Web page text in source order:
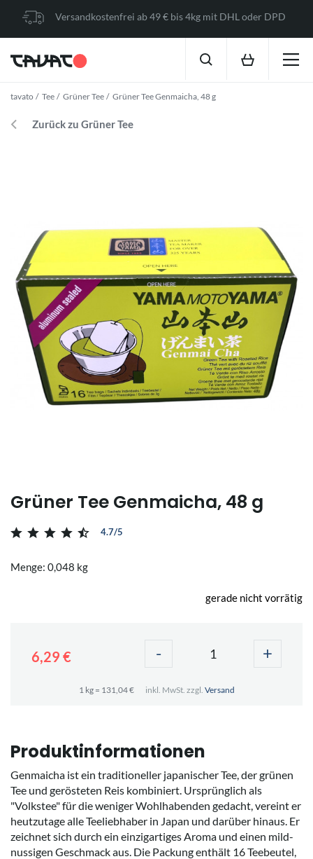
Versandkostenfrei ab 49 € bis 4kg mit DHL oder DPD
tavato Tee Grüner Tee Grüner Tee Genmaicha, 48 g
Zurück zu Grüner Tee
Grüner Tee Genmaicha, 48 g
4.7/5
Menge: 0,048 kg
gerade nicht vorrätig
6,29 € - +
1 kg = 131,04 € inkl. MwSt. zzgl. Versand
Produktinformationen
Genmaicha ist ein traditioneller japanischer Tee, der grünen
Tee und gerösteten Reis kombiniert. Ursprünglich als
"Volkstee" für die weniger Wohlhabenden gedacht, vereint er
heutzutage alle Teeliebhaber in Japan und darüber hinaus. Er
zeichnet sich durch ein einzigartiges Aroma und einen mild-
nussigen Geschmack aus. Die Packung enthält 16 Teebeutel,